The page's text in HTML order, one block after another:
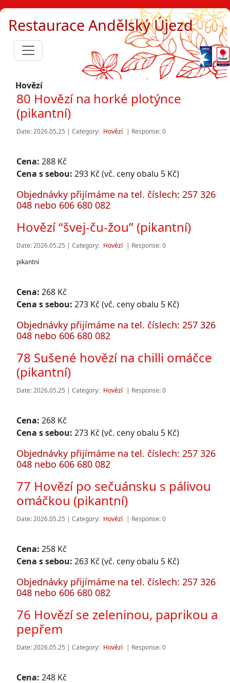
Restaurace Andělský Újezd
Hovězí
80 Hovězí na horké plotýnce
(pikantní)
Date: 2026.05.25 | Category: Hovězí | Response: 0
Cena: 288 Kč
Cena s sebou: 293 Kč (vč. ceny obalu 5 Kč)
Objednávky přijímáme na tel. číslech: 257 326
048 nebo 606 680 082
Hovězí “švej-ču-žou” (pikantní)
Date: 2026.05.25 | Category: Hovězí | Response: 0
pikantní
Cena: 268 Kč
Cena s sebou: 273 Kč (vč. ceny obalu 5 Kč)
Objednávky přijímáme na tel. číslech: 257 326
048 nebo 606 680 082
78 Sušené hovězí na chilli omáčce
(pikantní)
Date: 2026.05.25 | Category: Hovězí | Response: 0
Cena: 268 Kč
Cena s sebou: 273 Kč (vč. ceny obalu 5 Kč)
Objednávky přijímáme na tel. číslech: 257 326
048 nebo 606 680 082
77 Hovězí po sečuánsku s pálivou
omáčkou (pikantní)
Date: 2026.05.25 | Category: Hovězí | Response: 0
Cena: 258 Kč
Cena s sebou: 263 Kč (vč. ceny obalu 5 Kč)
Objednávky přijímáme na tel. číslech: 257 326
048 nebo 606 680 082
76 Hovězí se zeleninou, paprikou a
pepřem
Date: 2026.05.25 | Category: Hovězí | Response: 0
Cena: 248 Kč